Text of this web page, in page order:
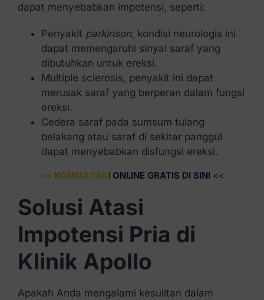
dapat menyebabkan impotensi, seperti:
Penyakit parkinson, kondisi neurologis ini
dapat memengaruhi sinyal saraf yang
dibutuhkan untuk ereksi.
Multiple sclerosis, penyakit ini dapat
merusak saraf yang berperan dalam fungsi
ereksi.
Cedera saraf pada sumsum tulang
belakang atau saraf di sekitar panggul
dapat menyebabkan disfungsi ereksi.
>> KONSULTASI ONLINE GRATIS DI SINI <<
Solusi Atasi
Impotensi Pria di
Klinik Apollo
Apakah Anda mengalami kesulitan dalam